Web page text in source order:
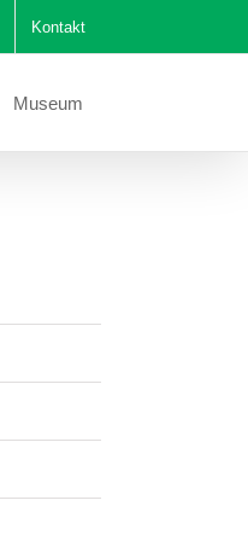
Kontakt
Museum